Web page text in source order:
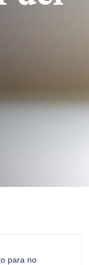
para no